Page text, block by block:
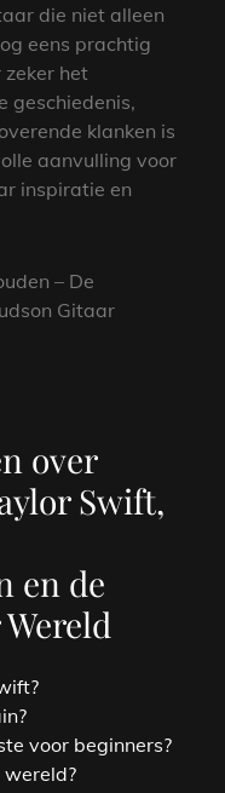
die niet alleen
eens prachtig
het
geschiedenis,
klanken is
aanvulling voor
inspiratie en
– De
Gitaar
over
Swift,
en de
voor beginners?